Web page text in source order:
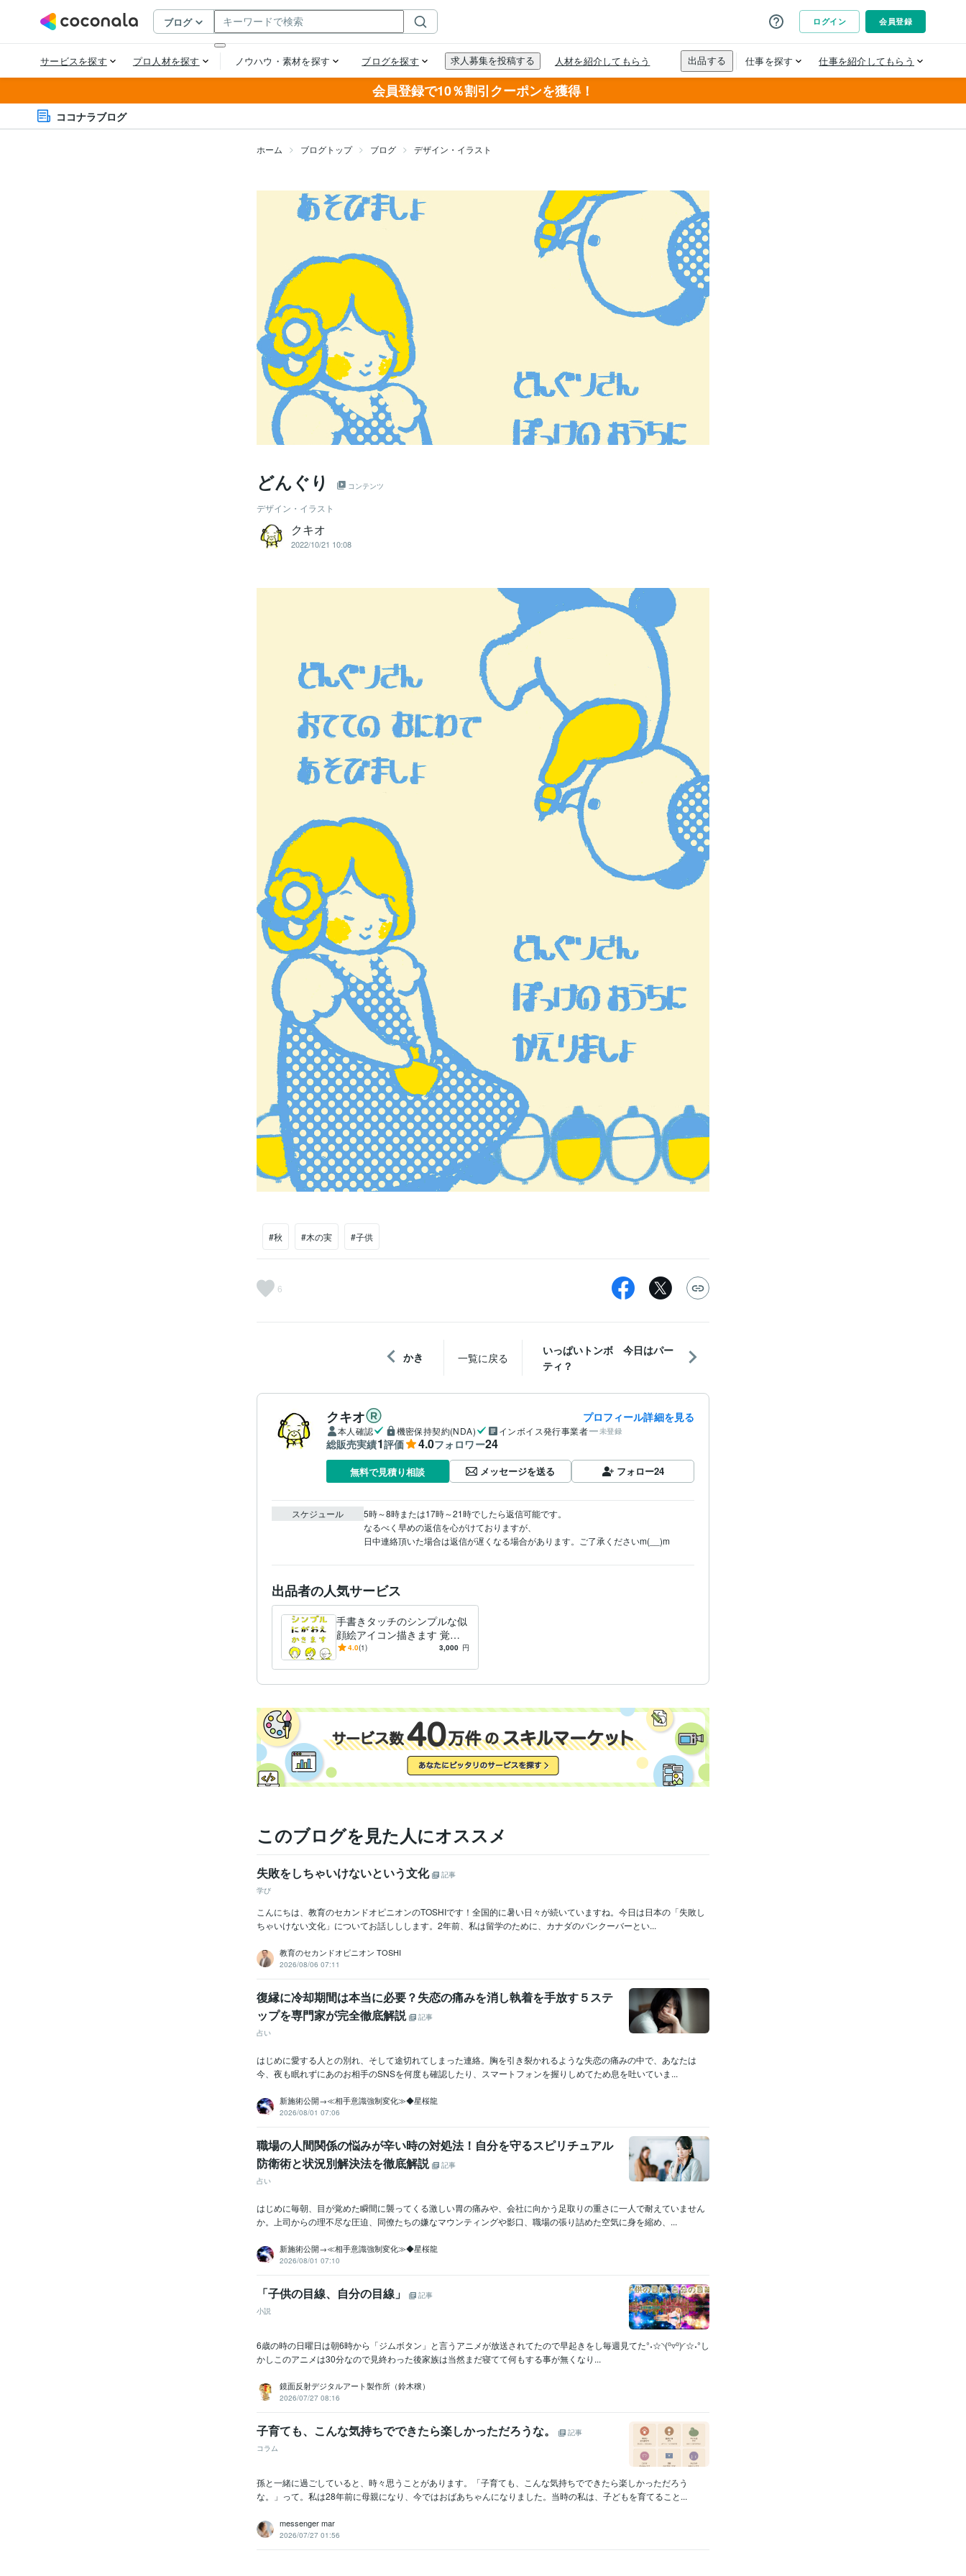
会員登録で10％割引クーポンを獲得！
ココナラブログ
ホーム ブログトップ ブログ デザイン・イラスト
どんぐり コンテンツ
デザイン・イラスト
クキオ
2022/10/21 10:08
#秋 #木の実 #子供
6
かき 一覧に戻る
いっぱいトンボ 今日はパー
ティ？
クキオ プロフィール詳細を見る
本人確認 機密保持契約(NDA) インボイス発行事業者 未登録
総販売実績1評価 4.0フォロワー24
無料で見積り相談 メッセージを送る フォロー24
スケジュール
5時～8時または17時～21時でしたら返信可能です。
なるべく早めの返信を心がけておりますが、
日中連絡頂いた場合は返信が遅くなる場合があります。ご了承くださいm(__)m
出品者の人気サービス
手書きタッチのシンプルな似
顔絵アイコン描きます 覚え
やすく・親しみやすい似顔絵
4.0(1) 3,000 円
このブログを見た人にオススメ
失敗をしちゃいけないという文化
記事
学び
こんにちは、教育のセカンドオピニオンのTOSHIです！全国的に暑い日々が続いていますね。今日は日本の「失敗し
ちゃいけない文化」についてお話ししします。2年前、私は留学のために、カナダのバンクーバーとい...
教育のセカンドオピニオン TOSHI
2026/08/06 07:11
復縁に冷却期間は本当に必要？失恋の痛みを消し執着を手放す５ステ
ップを専門家が完全徹底解説
記事
占い
はじめに愛する人との別れ、そして途切れてしまった連絡。胸を引き裂かれるような失恋の痛みの中で、あなたは
今、夜も眠れずにあのお相手のSNSを何度も確認したり、スマートフォンを握りしめてため息を吐いていま...
新施術公開→≪相手意識強制変化≫◆星桜龍
2026/08/01 07:06
職場の人間関係の悩みが辛い時の対処法！自分を守るスピリチュアル
防衛術と状況別解決法を徹底解説
記事
占い
はじめに毎朝、目が覚めた瞬間に襲ってくる激しい胃の痛みや、会社に向かう足取りの重さに一人で耐えていません
か。上司からの理不尽な圧迫、同僚たちの嫌なマウンティングや影口、職場の張り詰めた空気に身を縮め、...
新施術公開→≪相手意識強制変化≫◆星桜龍
2026/08/01 07:10
「子供の目線、自分の目線」
記事
小説
6歳の時の日曜日は朝6時から「ジムボタン」と言うアニメが放送されてたので早起きをし毎週見てた°˖☆◝(⁰▿⁰)◜☆˖°し
かしこのアニメは30分なので見終わった後家族は当然まだ寝てて何もする事が無くなり...
鏡面反射デジタルアート製作所（鈴木穣）
2026/07/27 08:16
子育ても、こんな気持ちでできたら楽しかっただろうな。
記事
コラム
孫と一緒に過ごしていると、時々思うことがあります。「子育ても、こんな気持ちでできたら楽しかっただろう
な。」って。私は28年前に母親になり、今ではおばあちゃんになりました。当時の私は、子どもを育てること...
messenger mar
2026/07/27 01:56